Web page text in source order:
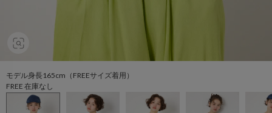
モデル身長165cm（FREEサイズ着用）
FREE 在庫なし